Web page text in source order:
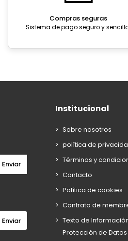
Compras seguras
Sistema de pago seguro y
Enviar
Enviar
Institucional
Sobre nosotros
política de
Términos y
Contacto
Política de cookies
Contrato de
Texto de
Protección de